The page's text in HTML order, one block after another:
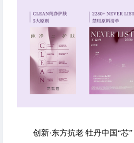
创新·东方抗老 牡丹中国“芯”